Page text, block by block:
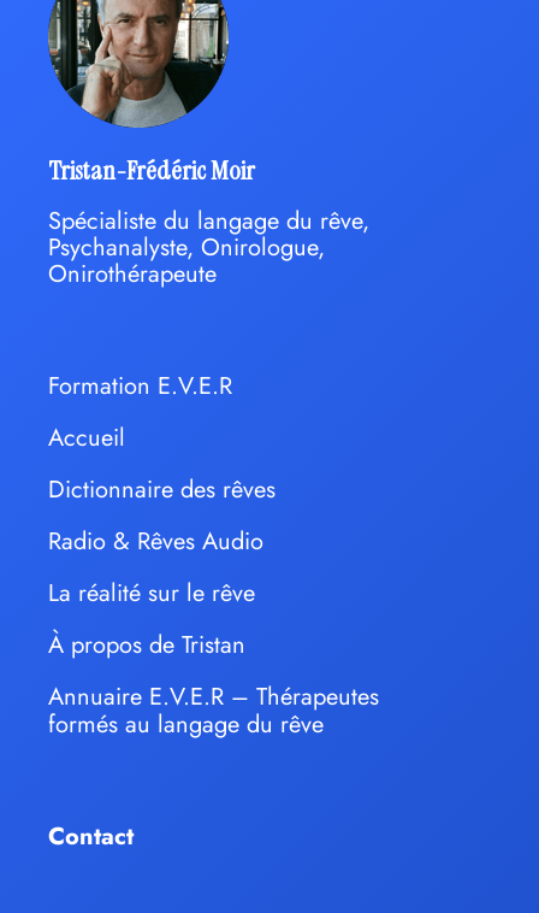
Tristan-Frédéric Moir
Spécialiste du langage du rêve,
Psychanalyste, Onirologue,
Onirothérapeute
Formation E.V.E.R
Accueil
Dictionnaire des rêves
Radio & Rêves Audio
La réalité sur le rêve
À propos de Tristan
Annuaire E.V.E.R – Thérapeutes
formés au langage du rêve
Contact